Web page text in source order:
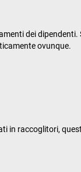
dei
ovunque.
in raccoglitori,